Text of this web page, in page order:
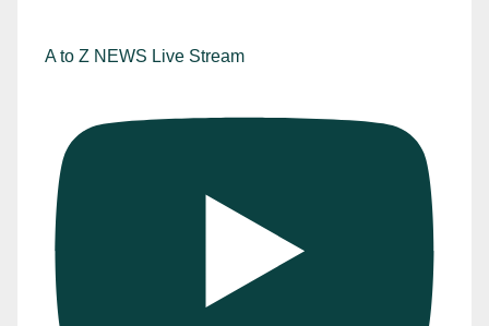
A to Z NEWS Live Stream